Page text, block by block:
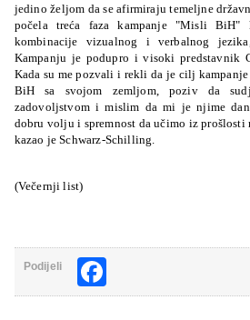
jedino željom da se afirmiraju temeljne
počela treća faza kampanje "Misli BiH"
kombinacije vizualnog i verbalnog
Kampanju je podupro i visoki predstavnik
Kada su me pozvali i rekli da je cilj
BiH sa svojom zemljom, poziv da
zadovoljstvom i mislim da mi je njime
dobru volju i spremnost da učimo iz prošlosti
kazao je Schwarz-Schilling.
(Večernji list)
Podijeli